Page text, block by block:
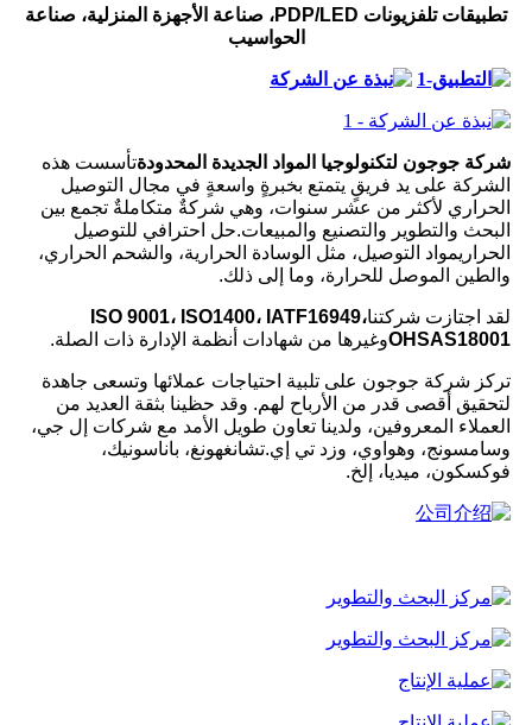
تطبيقات تلفزيونات PDP/LED، صناعة الأجهزة المنزلية، صناعة
الحواسيب
شركة جوجون لتكنولوجيا المواد الجديدة المحدودةتأسست هذه
الشركة على يد فريقٍ يتمتع بخبرةٍ واسعةٍ في مجال التوصيل
الحراري لأكثر من عشر سنوات، وهي شركةٌ متكاملةٌ تجمع بين
البحث والتطوير والتصنيع والمبيعات.حل احترافي للتوصيل
الحراريمواد التوصيل، مثل الوسادة الحرارية، والشحم الحراري،
والطين الموصل للحرارة، وما إلى ذلك.
لقد اجتازت شركتناISO 9001، ISO1400، IATF16949،
OHSAS18001وغيرها من شهادات أنظمة الإدارة ذات الصلة.
تركز شركة جوجون على تلبية احتياجات عملائها وتسعى جاهدة
لتحقيق أقصى قدر من الأرباح لهم. وقد حظينا بثقة العديد من
العملاء المعروفين، ولدينا تعاون طويل الأمد مع شركات إل جي،
وسامسونج، وهواوي، وزد تي إي.تشانغهونغ، باناسونيك،
فوكسكون، ميديا، إلخ.